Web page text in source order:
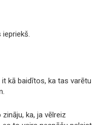
kā baidītos, ka tas varētu
ka, ja vēlreiz